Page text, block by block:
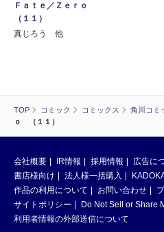
TOP コミック コミックス 角川コミ
ｏ （１１）
Ｆａｔｅ／Ｚｅｒｏ
（１１）
真じろう 他
会社概要 IR情報 採用情報 広告に
書店様向け
法人様一括購入
作品の利用について
お問い合わせ
サイトポリシー
Do Not Sell or Share
利用者情報の外部送信について